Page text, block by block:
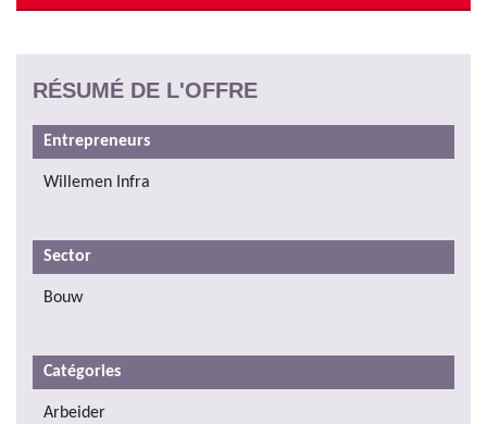
RÉSUMÉ DE L'OFFRE
Entrepreneurs
Willemen Infra
Sector
Bouw
Catégories
Arbeider